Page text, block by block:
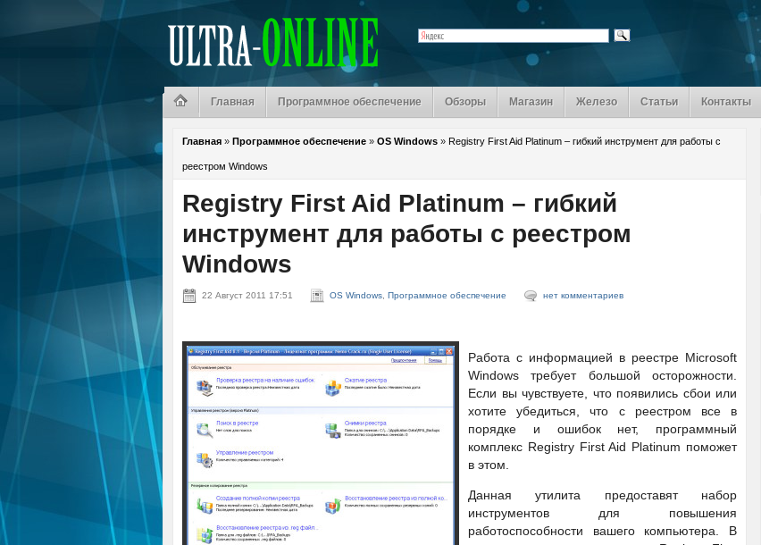
Главная Программное обеспечение Обзоры Магазин Железо Статьи Контакты
Главная » Программное обеспечение » OS Windows » Registry First Aid Platinum – гибкий инструмент для работы с
реестром Windows
Registry First Aid Platinum – гибкий
инструмент для работы с реестром
Windows
22 Август 2011 17:51 OS Windows Программное обеспечение нет комментариев
Работа с информацией в реестре Microsoft
Windows требует большой осторожности.
Если вы чувствуете, что появились сбои или
хотите убедиться, что с реестром все в
порядке и ошибок нет, программный
комплекс Registry First Aid Platinum поможет
в этом.
Данная утилита предоставят набор
инструментов для повышения
работоспособности вашего компьютера. В